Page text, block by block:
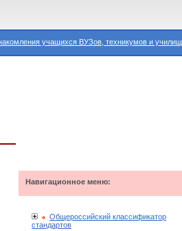
учащихся ВУЗов, техникумов и училищ.
Навигационное меню:
Общероссийский классификатор
стандартов